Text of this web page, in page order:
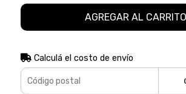
AGREGAR AL CARRITO
Calculá el costo de envío